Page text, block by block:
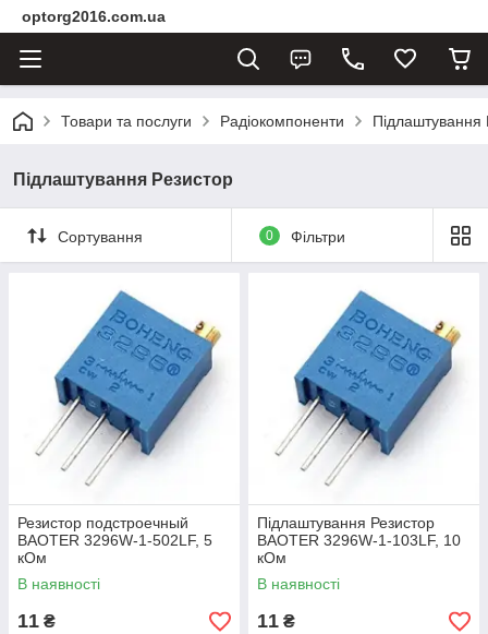
optorg2016.com.ua
Товари та послуги Радіокомпоненти Підлаштування
Підлаштування Резистор
Сортування 0 Фільтри
Резистор подстроечный
BAOTER 3296W-1-502LF, 5
кОм
В наявності
11 ₴
Підлаштування Резистор
BAOTER 3296W-1-103LF, 10
кОм
В наявності
11 ₴